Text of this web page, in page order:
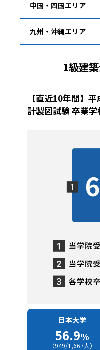
中国・四国エリア
九州・沖縄エリア
1級建
【直近10年間】
計製図試験 卒業
日本大学
56.9%
（949/1,667人）